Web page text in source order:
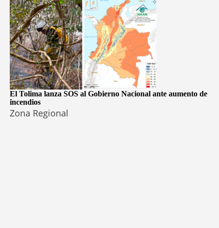
El Tolima lanza SOS al Gobierno Nacional ante aumento de
incendios
Zona Regional